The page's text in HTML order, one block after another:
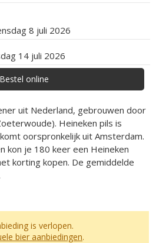
8 juli 2026
14 juli 2026
Bestel online
uit Nederland, gebrouwen door
Heineken pils is
oorspronkelijk uit Amsterdam.
kon je 180 keer een Heineken
korting kopen. De gemiddelde
is verlopen.
bier aanbiedingen.